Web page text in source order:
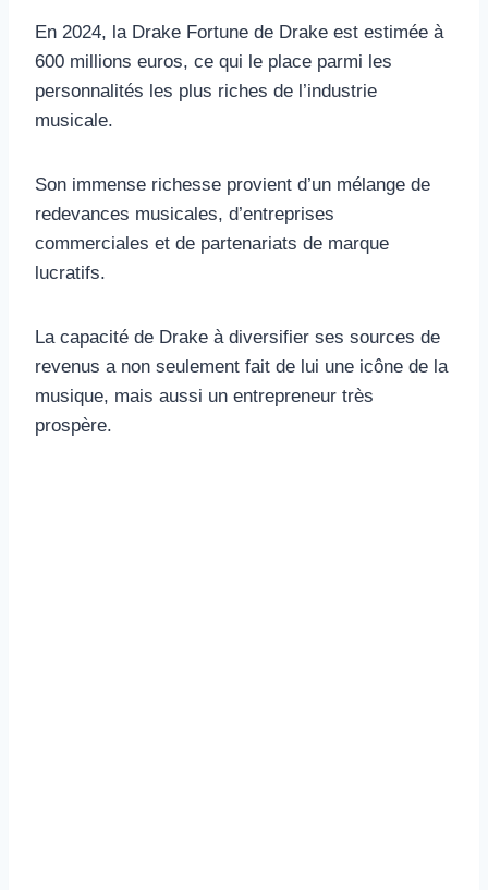
En 2024, la Drake Fortune de Drake est estimée à
600 millions euros, ce qui le place parmi les
personnalités les plus riches de l’industrie
musicale.
Son immense richesse provient d’un mélange de
redevances musicales, d’entreprises
commerciales et de partenariats de marque
lucratifs.
La capacité de Drake à diversifier ses sources de
revenus a non seulement fait de lui une icône de la
musique, mais aussi un entrepreneur très
prospère.